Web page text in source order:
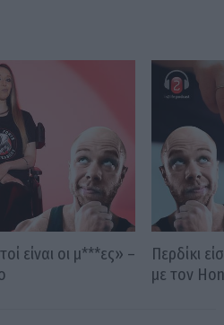
είναι οι μ***ες» –
Περδίκι
με τον